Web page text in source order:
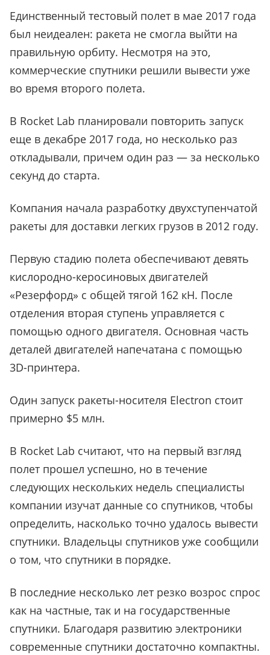
Единственный тестовый полет в мае 2017 года
был неидеален: ракета не смогла выйти на
правильную орбиту. Несмотря на это,
коммерческие спутники решили вывести уже
во время второго полета.
В Rocket Lab планировали повторить запуск
еще в декабре 2017 года, но несколько раз
откладывали, причем один раз — за несколько
секунд до старта.
Компания начала разработку двухступенчатой
ракеты для доставки легких грузов в 2012 году.
Первую стадию полета обеспечивают девять
кислородно-керосиновых двигателей
«Резерфорд» с общей тягой 162 кН. После
отделения вторая ступень управляется с
помощью одного двигателя. Основная часть
деталей двигателей напечатана с помощью
3D-принтера.
Один запуск ракеты-носителя Electron стоит
примерно $5 млн.
В Rocket Lab считают, что на первый взгляд
полет прошел успешно, но в течение
следующих нескольких недель специалисты
компании изучат данные со спутников, чтобы
определить, насколько точно удалось вывести
спутники. Владельцы спутников уже сообщили
о том, что спутники в порядке.
В последние несколько лет резко возрос спрос
как на частные, так и на государственные
спутники. Благодаря развитию электроники
современные спутники достаточно компактны.